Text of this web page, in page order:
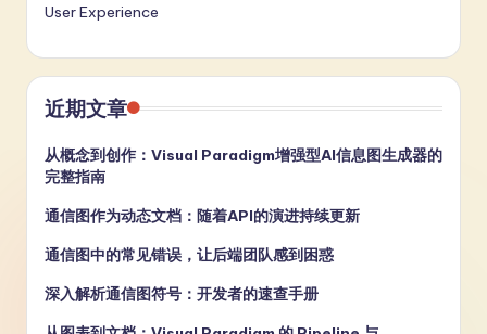
User Experience
近期文章
从概念到创作：Visual Paradigm增强型AI信息图生成器的
完整指南
通信图作为动态文档：随着API的演进持续更新
通信图中的常见错误，让后端团队感到困惑
深入解析通信图符号：开发者的速查手册